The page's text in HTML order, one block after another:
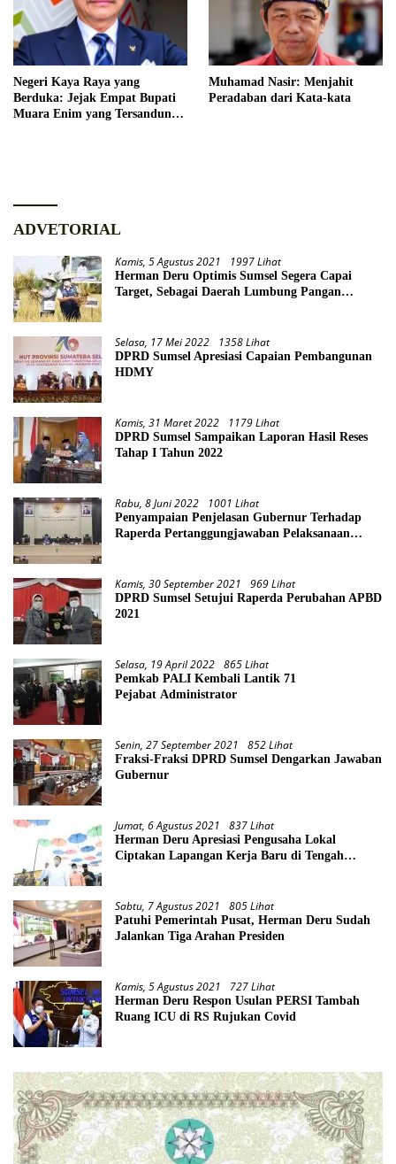
Negeri Kaya Raya yang
Berduka: Jejak Empat Bupati
Muara Enim yang Tersandung
Muhamad Nasir: Menjahit
Peradaban dari Kata-kata
ADVETORIAL
Kamis, 5 Agustus 2021 1997 Lihat
Herman Deru Optimis Sumsel Segera Capai
Target, Sebagai Daerah Lumbung Pangan
Selasa, 17 Mei 2022 1358 Lihat
DPRD Sumsel Apresiasi Capaian Pembangunan
HDMY
Kamis, 31 Maret 2022 1179 Lihat
DPRD Sumsel Sampaikan Laporan Hasil Reses
Tahap I Tahun 2022
Rabu, 8 Juni 2022 1001 Lihat
Penyampaian Penjelasan Gubernur Terhadap
Raperda Pertanggungjawaban Pelaksanaan
Kamis, 30 September 2021 969 Lihat
DPRD Sumsel Setujui Raperda Perubahan APBD
2021
Selasa, 19 April 2022 865 Lihat
Pemkab PALI Kembali Lantik 71
Pejabat Administrator
Senin, 27 September 2021 852 Lihat
Fraksi-Fraksi DPRD Sumsel Dengarkan Jawaban
Gubernur
Jumat, 6 Agustus 2021 837 Lihat
Herman Deru Apresiasi Pengusaha Lokal
Ciptakan Lapangan Kerja Baru di Tengah
Sabtu, 7 Agustus 2021 805 Lihat
Patuhi Pemerintah Pusat, Herman Deru Sudah
Jalankan Tiga Arahan Presiden
Kamis, 5 Agustus 2021 727 Lihat
Herman Deru Respon Usulan PERSI Tambah
Ruang ICU di RS Rujukan Covid